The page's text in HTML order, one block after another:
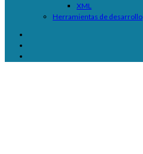
XML
Herramientas de desarrollo